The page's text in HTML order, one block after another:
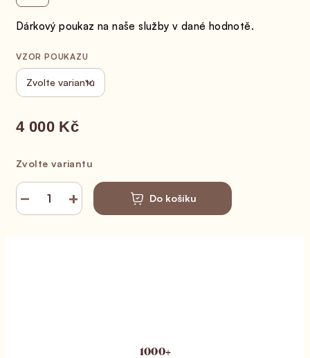
Dárkový poukaz na naše služby v dané hodnotě.
VZOR POUKAZU
4 000 Kč
Zvolte variantu
+
− Do košíku
1000+